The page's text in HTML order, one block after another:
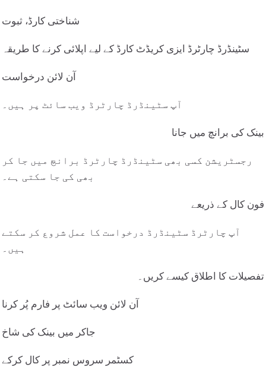
شناختی کارڈ، ثبوت
سٹینڈرڈ چارٹرڈ ایزی کریڈٹ کارڈ کے لیے اپلائی کرنے کا طریقہ
آن لائن درخواست
آپ سٹینڈرڈ چارٹرڈ ویب سائٹ پر ہیں۔
بینک کی برانچ میں جانا
رجسٹریشن کسی بھی سٹینڈرڈ چارٹرڈ برانچ میں جا کر
بھی کی جا سکتی ہے۔
فون کال کے ذریعے
آپ چارٹرڈ سٹینڈرڈ درخواست کا عمل شروع کر سکتے
ہیں۔
تفصیلات کا اطلاق کیسے کریں۔
آن لائن ویب سائٹ پر فارم پُر کرنا
جاکر میں بینک کی شاخ
کسٹمر سروس نمبر پر کال کرکے